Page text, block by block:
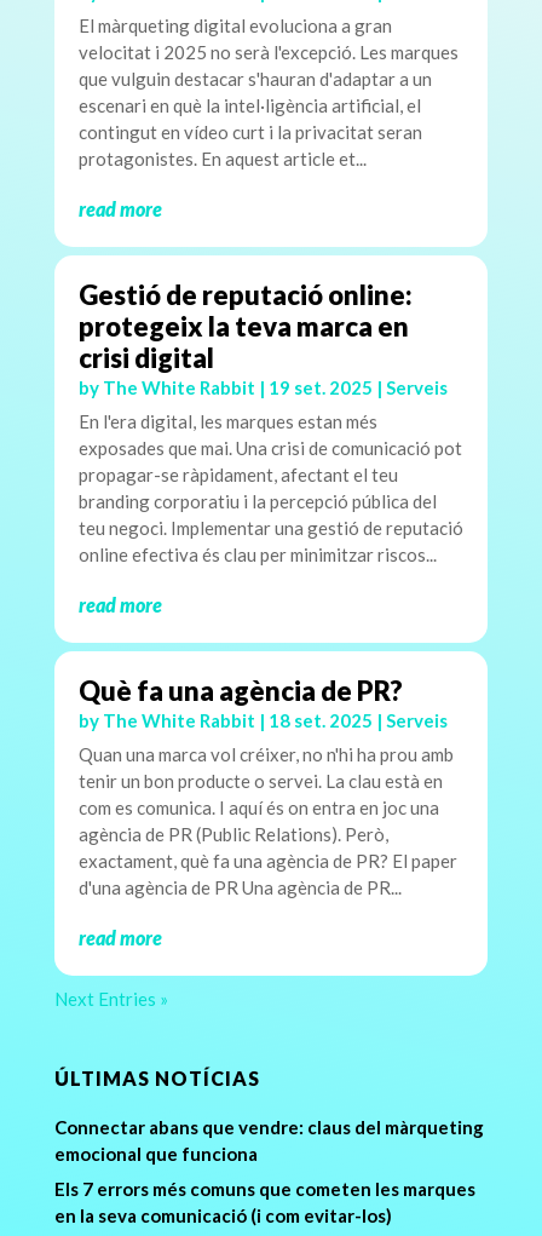
El màrqueting digital evoluciona a gran
velocitat i 2025 no serà l'excepció. Les marques
que vulguin destacar s'hauran d'adaptar a un
escenari en què la intel·ligència artificial, el
contingut en vídeo curt i la privacitat seran
protagonistes. En aquest article et...
read more
Gestió de reputació online:
protegeix la teva marca en
crisi digital
by The White Rabbit | 19 set. 2025 | Serveis
En l'era digital, les marques estan més
exposades que mai. Una crisi de comunicació pot
propagar-se ràpidament, afectant el teu
branding corporatiu i la percepció pública del
teu negoci. Implementar una gestió de reputació
online efectiva és clau per minimitzar riscos...
read more
Què fa una agència de PR?
by The White Rabbit | 18 set. 2025 | Serveis
Quan una marca vol créixer, no n'hi ha prou amb
tenir un bon producte o servei. La clau està en
com es comunica. I aquí és on entra en joc una
agència de PR (Public Relations). Però,
exactament, què fa una agència de PR? El paper
d'una agència de PR Una agència de PR...
read more
Next Entries »
ÚLTIMAS NOTÍCIAS
Connectar abans que vendre: claus del màrqueting
emocional que funciona
Els 7 errors més comuns que cometen les marques
en la seva comunicació (i com evitar-los)